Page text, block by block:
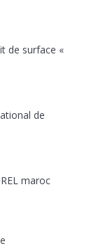
de surface «
de
maroc